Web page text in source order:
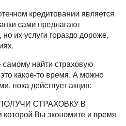
кредитовании является
сами предлагают
их услуги гораздо дороже,
найти страховую
какое-то время. А можно
пока действует акция:
СТРАХОВКУ В
Вы экономите и время